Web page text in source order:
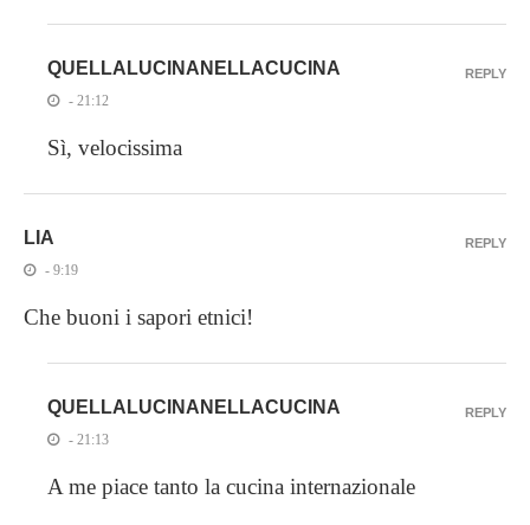
QUELLALUCINANELLACUCINA
- 21:12
Sì, velocissima
REPLY
LIA
- 9:19
Che buoni i sapori etnici!
REPLY
QUELLALUCINANELLACUCINA
- 21:13
A me piace tanto la cucina internazionale
REPLY